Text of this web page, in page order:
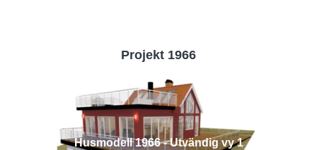
Projekt 1966
Husmodell 1966 - Utvändig vy 1